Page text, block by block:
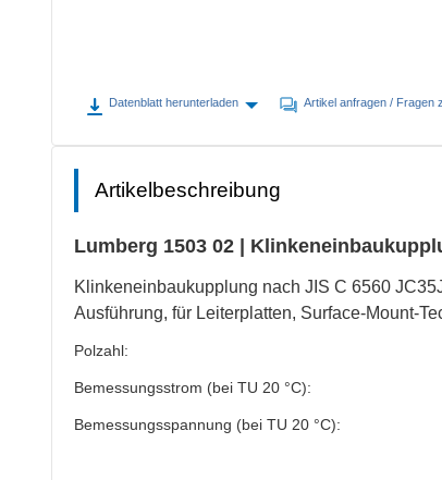
Datenblatt herunterladen Artikel anfragen / Fragen
Artikelbeschreibung
Lumberg 1503 02 |
Klinkeneinbaukupplung nach JIS C 6560
Ausführung, für Leiterplatten, Surface-Mount-
Polzahl:
Bemessungsstrom (bei TU 20 °C):
Bemessungsspannung (bei TU 20 °C):